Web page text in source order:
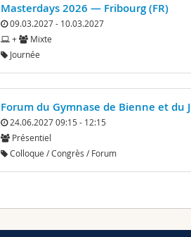
Masterdays 2026 — Fribourg (FR)
09.03.2027 - 10.03.2027
+
Mixte
Journée
Forum du Gymnase de Bienne et du
24.06.2027 09:15 - 12:15
Présentiel
Colloque / Congrès / Forum